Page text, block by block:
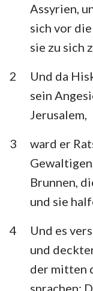
Prediger
Jesaja
Klagelieder
Daniel
Obadja
Micha
Habakuk
Haggai
Maleachi
Assyrien,
sich vor
sie zu sich
2
Und da
sein
Jerusalem,
3
ward er
Brunnen,
und sie
4
Und es
und
der mitten
sprachen: